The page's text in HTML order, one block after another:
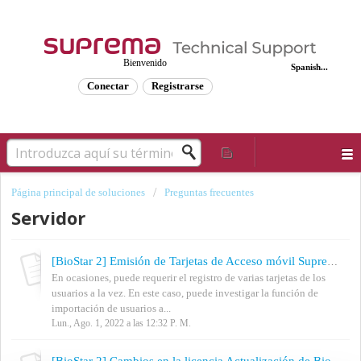
Spanish...
Bienvenido
Conectar Registrarse
Página principal de soluciones Preguntas frecuentes
Servidor
En ocasiones, puede requerir el registro de varias tarjetas de los
usuarios a la vez. En este caso, puede investigar la función de
importación de usuarios a...
Lun., Ago. 1, 2022 a las 12:32 P. M.